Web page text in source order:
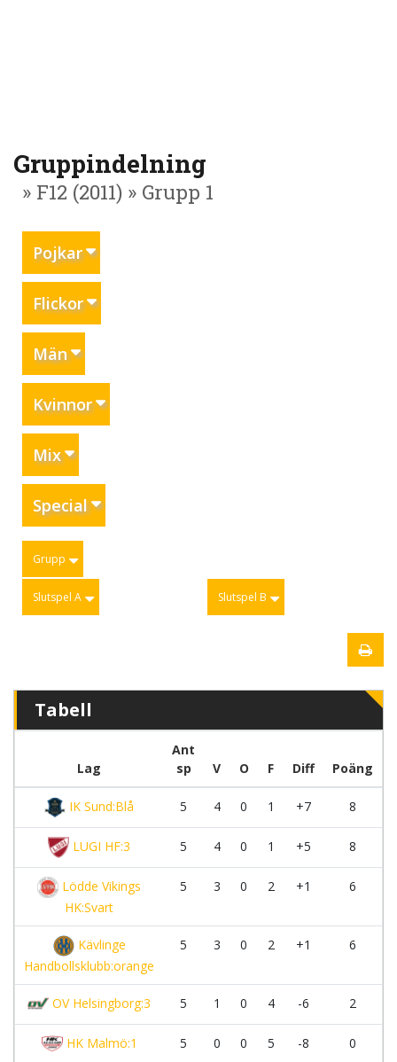
Gruppindelning
» F12 (2011) » Grupp 1
Pojkar
Flickor
Män
Kvinnor
Mix
Special
Grupp
Slutspel A Slutspel B
Tabell
Lag
Ant
sp
V O F Diff Poäng
IK Sund:Blå 5 4 0 1 +7 8
LUGI HF:3 5 4 0 1 +5 8
Lödde Vikings
HK:Svart
5 3 0 2 +1 6
Kävlinge
Handbollsklubb:orange
5 3 0 2 +1 6
OV Helsingborg:3 5 1 0 4 -6 2
HK Malmö:1 5 0 0 5 -8 0